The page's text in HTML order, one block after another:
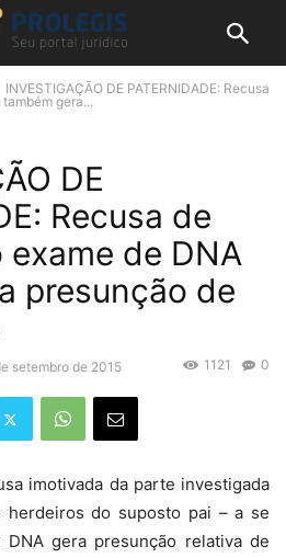
INVESTIGAÇÃO DE PATERNIDADE: Recusa
gera...
DE
Recusa de
de DNA
presunção de
setembro de 2015 0
1121
imotivada da parte investigada
herdeiros do suposto pai – a se
gera presunção relativa de